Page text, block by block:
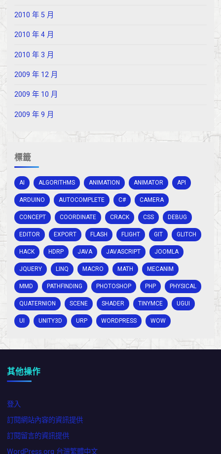
2010 年 5 月
2010 年 4 月
2010 年 3 月
2009 年 12 月
2009 年 10 月
2009 年 9 月
標籤
AI ALGORITHMS ANIMATION ANIMATOR API
ARDUINO AUTOCOMPLETE C# CAMERA
CONCEPT COORDINATE CRACK CSS DEBUG
EDITOR EXPORT FLASH FLIGHT GIT GLITCH
HACK HDRP JAVA JAVASCRIPT JOOMLA
JQUERY LINQ MACRO MATH MECANIM
MMD PATHFINDING PHOTOSHOP PHP PHYSICAL
QUATERNION SCENE SHADER TINYMCE UGUI
UI UNITY3D URP WORDPRESS WOW
其他操作
登入
訂閱網站內容的資訊提供
訂閱留言的資訊提供
WordPress.org 台灣繁體中文